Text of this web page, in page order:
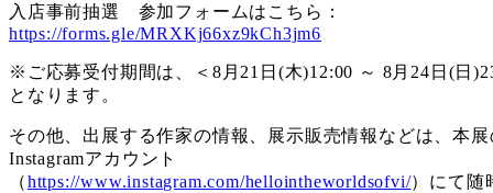
入店事前抽選 参加フォームはこちら：
https://forms.gle/MRXKj66xz9kCh3jm6
※ご応募受付期間は、＜8月21日(木)12:00 ～ 8月24日(日
となります。
その他、出展する作家の情報、展示販売情報などは、本
Instagramアカウント
（https://www.instagram.com/hellointheworldsofvi/）にて随